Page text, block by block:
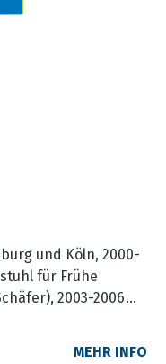
und Köln, 2000-
für Frühe
2003-2006
MEHR INFO